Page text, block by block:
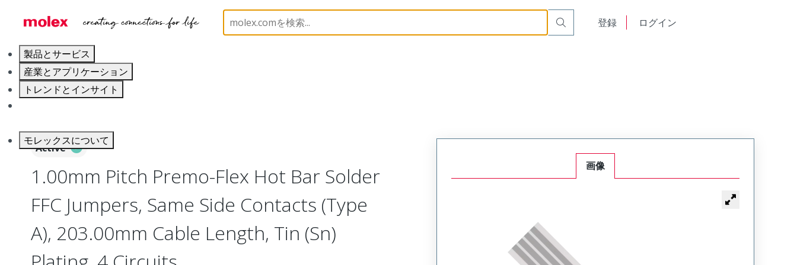
登録 ログイン
製品とサービス
産業とアプリケーション
トレンドとインサイト
モレックスについて
Flat-Flexible Cable (FFC) 15067 150670804
Active
1.00mm Pitch Premo-Flex Hot Bar Solder
FFC Jumpers, Same Side Contacts (Type
A), 203.00mm Cable Length, Tin (Sn)
画像